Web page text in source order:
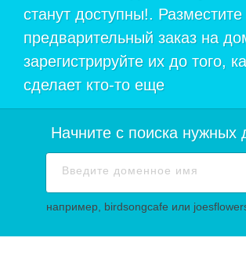
станут доступны!. Разместите
предварительный заказ на
зарегистрируйте их до того,
сделает кто-то еще
Начните с поиска нужных
например, birdsongcafe или